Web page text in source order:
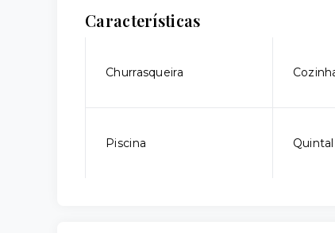
Características
Churrasqueira
Piscina Quintal